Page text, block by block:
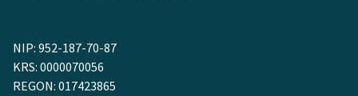
skandynawskiej literatury
feministycznej
NIP: 952-187-70-87
KRS: 0000070056
REGON: 017423865